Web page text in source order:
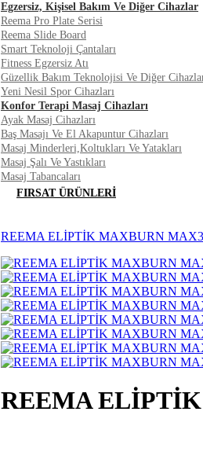
Egzersiz, Kişisel Bakım Ve Diğer Cihazlar
Reema Pro Plate Serisi
Reema Slide Board
Smart Teknoloji Çantaları
Fitness Egzersiz Atı
Güzellik Bakım Teknolojisi Ve Diğer
Yeni Nesil Spor Cihazları
Konfor Terapi Masaj Cihazları
Ayak Masaj Cihazları
Baş Masajı Ve El Akapuntur Cihazları
Masaj Minderleri,Koltukları Ve Yatakları
Masaj Şalı Ve Yastıkları
Masaj Tabancaları
FIRSAT ÜRÜNLERI
REEMA ELİPTİK MAXBURN MAX35
REEMA ELİPTİK